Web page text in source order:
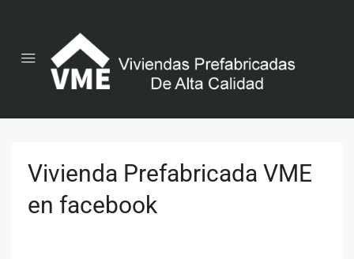
Vivienda Prefabricada VME
en facebook